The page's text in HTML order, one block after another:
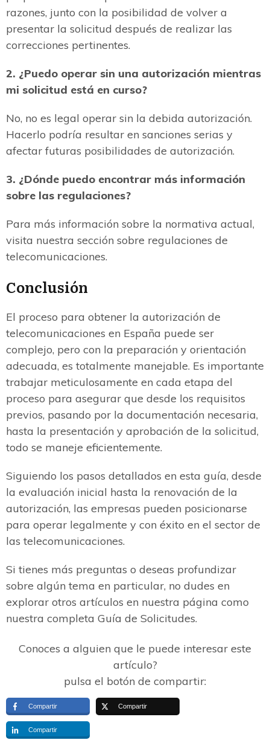
razones, junto con la posibilidad de volver a
presentar la solicitud después de realizar las
correcciones pertinentes.
2. ¿Puedo operar sin una autorización mientras
mi solicitud está en curso?
No, no es legal operar sin la debida autorización.
Hacerlo podría resultar en sanciones serias y
afectar futuras posibilidades de autorización.
3. ¿Dónde puedo encontrar más información
sobre las regulaciones?
Para más información sobre la normativa actual,
visita nuestra sección sobre regulaciones de
telecomunicaciones.
Conclusión
El proceso para obtener la autorización de
telecomunicaciones en España puede ser
complejo, pero con la preparación y orientación
adecuada, es totalmente manejable. Es importante
trabajar meticulosamente en cada etapa del
proceso para asegurar que desde los requisitos
previos, pasando por la documentación necesaria,
hasta la presentación y aprobación de la solicitud,
todo se maneje eficientemente.
Siguiendo los pasos detallados en esta guía, desde
la evaluación inicial hasta la renovación de la
autorización, las empresas pueden posicionarse
para operar legalmente y con éxito en el sector de
las telecomunicaciones.
Si tienes más preguntas o deseas profundizar
sobre algún tema en particular, no dudes en
explorar otros artículos en nuestra página como
nuestra completa Guía de Solicitudes.
Conoces a alguien que le puede interesar este
artículo?
pulsa el botón de compartir:
Compartir Compartir
Compartir